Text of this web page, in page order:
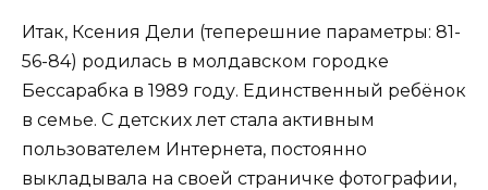
Итак, Ксения Дели (теперешние параметры: 81-
56-84) родилась в молдавском городке
Бессарабка в 1989 году. Единственный ребёнок
в семье. С детских лет стала активным
пользователем Интернета, постоянно
выкладывала на своей страничке фотографии,